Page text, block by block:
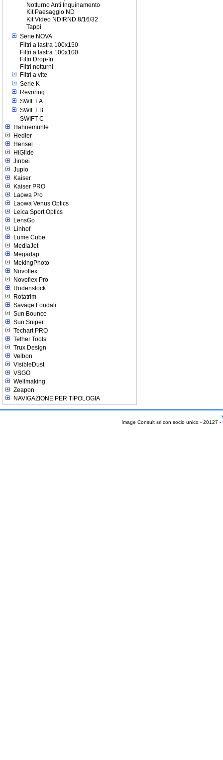
Notturno Anti Inquinamento
Kit Paesaggio ND
Kit Video NDIRND 8/16/32
Tappi
Serie NOVA
Filtri a lastra 100x150
Filtri a lastra 100x100
Filtri Drop-In
Filtri notturni
Filtri a vite
Serie K
Revoring
SWIFT A
SWIFT B
SWIFT C
Hahnemuhle
Hedler
Hensel
HiGlide
Jinbei
Jupio
Kaiser
Kaiser PRO
Laowa Pro
Laowa Venus Optics
Leica Sport Optics
LensGo
Linhof
Lume Cube
MediaJet
Megadap
MekingPhoto
Novoflex
Novoflex Pro
Rodenstock
Rotatrim
Savage Fondali
Sun Bounce
Sun Sniper
Techart PRO
Tether Tools
Trux Design
Velbon
VisibleDust
VSGO
Wellmaking
Zeapon
NAVIGAZIONE PER TIPOLOGIA
Image Consult srl con socio unico - 20127